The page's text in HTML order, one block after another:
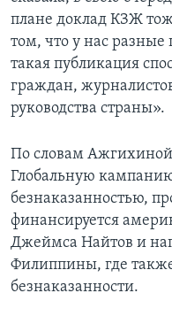
плане доклад КЗЖ
том, что у нас
такая публикация
граждан,
руководства страны».
По словам
Глобальную
безнаказанностью,
финансируется
Джеймса Найтов и
Филиппины, где
безнаказанности.